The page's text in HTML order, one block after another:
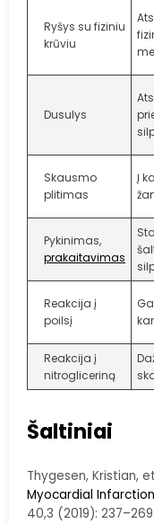
Ryšys su fiziniu
krūviu
Dusulys
Skausmo
plitimas
Į
Pykinimas,
prakaitavimas
Reakcija į
poilsį
Reakcija į
nitrogliceriną
Šaltiniai
Thygesen, Kristian,
Myocardial
40,3 (2019): 237–269.